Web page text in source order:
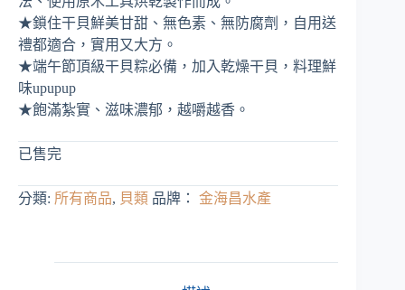
格：
NT$ 3,700。
格：
NT$ 1,888。
★鎖住干貝鮮美甘甜、無色素、無防腐劑，自用送
禮都適合，實用又大方。
★端午節頂級干貝粽必備，加入乾燥干貝，料理鮮
味upupup
★飽滿紮實、滋味濃郁，越嚼越香。
已售完
分類: 所有商品, 貝類 品牌： 金海昌水產